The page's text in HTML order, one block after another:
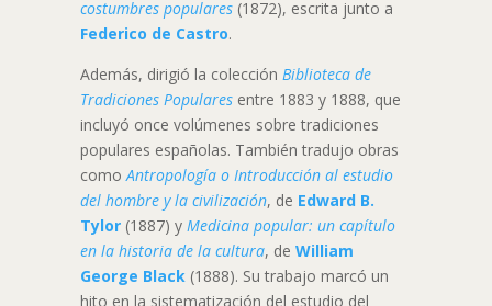
costumbres populares(1872), escrita junto a
Federico de Castro.
Además, dirigió la colección Biblioteca de
Tradiciones Popularesentre 1883 y 1888, que
incluyó once volúmenes sobre tradiciones
populares españolas. También tradujo obras
comoAntropología o Introducción al estudio
del hombre y la civilización, de Edward B.
Tylor(1887) y Medicina popular: un capítulo
en la historia de la cultura, de William
George Black(1888). Su trabajo marcó un
hito en la sistematización del estudio del